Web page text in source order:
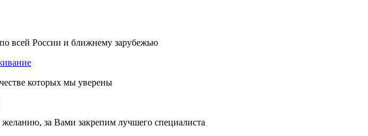
всей России и ближнему зарубежью
которых мы уверены
за Вами закрепим лучшего специалиста